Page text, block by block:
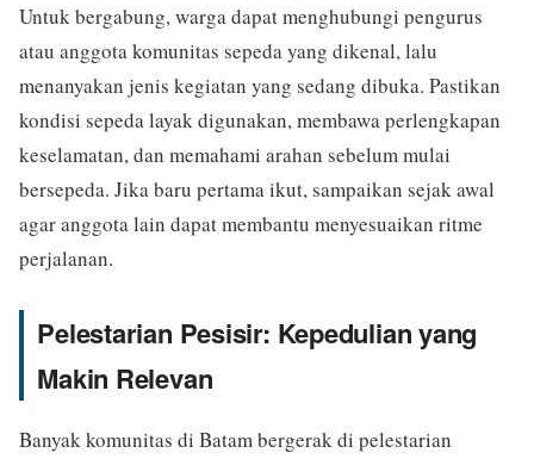
Untuk bergabung, warga dapat menghubungi pengurus
atau anggota komunitas sepeda yang dikenal, lalu
menanyakan jenis kegiatan yang sedang dibuka. Pastikan
kondisi sepeda layak digunakan, membawa perlengkapan
keselamatan, dan memahami arahan sebelum mulai
bersepeda. Jika baru pertama ikut, sampaikan sejak awal
agar anggota lain dapat membantu menyesuaikan ritme
perjalanan.
Pelestarian Pesisir: Kepedulian yang
Makin Relevan
Banyak komunitas di Batam bergerak di pelestarian